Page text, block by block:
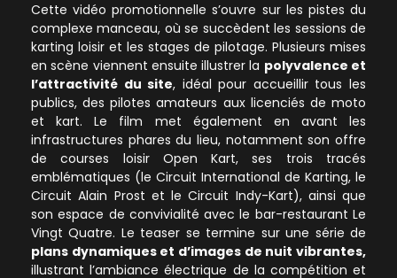
Cette vidéo promotionnelle s’ouvre sur les pistes du
complexe manceau, où se succèdent les sessions de
karting loisir et les stages de pilotage. Plusieurs mises
en scène viennent ensuite illustrer la polyvalence et
l’attractivité du site, idéal pour accueillir tous les
publics, des pilotes amateurs aux licenciés de moto
et kart. Le film met également en avant les
infrastructures phares du lieu, notamment son offre
de courses loisir Open Kart, ses trois tracés
emblématiques (le Circuit International de Karting, le
Circuit Alain Prost et le Circuit Indy-Kart), ainsi que
son espace de convivialité avec le bar-restaurant Le
Vingt Quatre. Le teaser se termine sur une série de
plans dynamiques et d’images de nuit vibrantes,
illustrant l’ambiance électrique de la compétition et